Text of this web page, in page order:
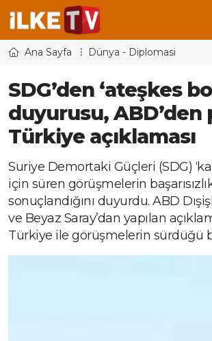
Ana Sayfa Dünya - Diplomasi
SDG’den ‘ateşkes
duyurusu, ABD’den
Türkiye açıklaması
Suriye Demortaki Güçleri (SDG)
için süren görüşmelerin
sonuçlandığını duyurdu. ABD
ve Beyaz Saray’dan yapılan
Türkiye ile görüşmelerin sürdüğü